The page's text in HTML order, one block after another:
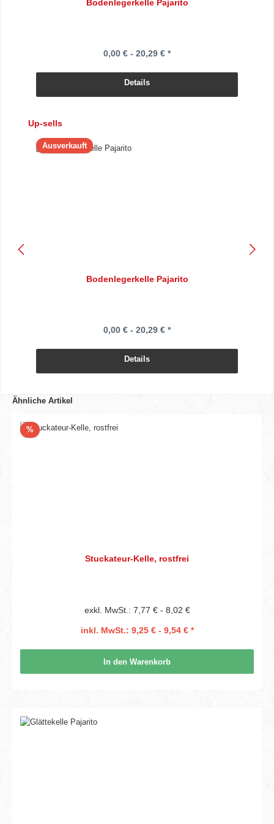
Bodenlegerkelle Pajarito
0,00 € - 20,29 € *
Details
Produktgalerie überspringen
Up-sells
Ausverkauft
Bodenlegerkelle Pajarito
0,00 € - 20,29 € *
Details
Ähnliche Artikel
%Rabatt
Stuckateur-Kelle, rostfrei
exkl. MwSt.: 7,77 € - 8,02 €
inkl. MwSt.: 9,25 € - 9,54 € *
In den Warenkorb